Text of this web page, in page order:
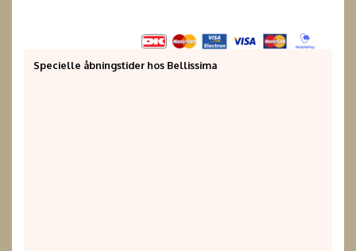
Specielle åbningstider hos Bellissima